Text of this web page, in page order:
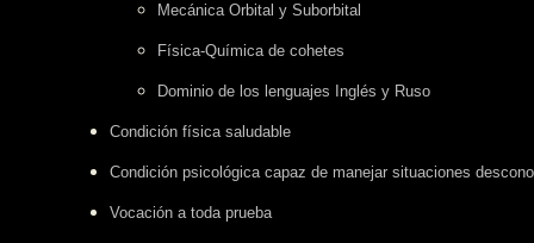
Mecánica Orbital y Suborbital
Física-Química de cohetes
Dominio de los lenguajes Inglés y Ruso
Condición física saludable
Condición psicológica capaz de manejar situaciones
Vocación a toda prueba